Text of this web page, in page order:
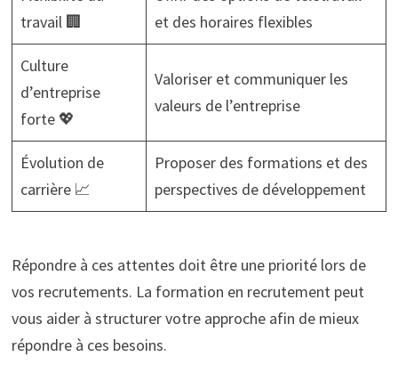
travail 🏢
et des horaires flexibles
Culture
d’entreprise
forte 💖
Valoriser et communiquer les
valeurs de l’entreprise
Évolution de
carrière 📈
Proposer des formations et des
perspectives de développement
Répondre à ces attentes doit être une priorité lors de
vos recrutements. La formation en recrutement peut
vous aider à structurer votre approche afin de mieux
répondre à ces besoins.